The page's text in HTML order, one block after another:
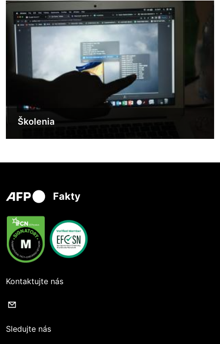
Obrázok
Školenia
Fakty
Kontaktujte nás
Sledujte nás